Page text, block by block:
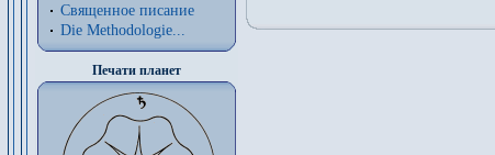
Священное писание
Die Methodologie...
Печати планет